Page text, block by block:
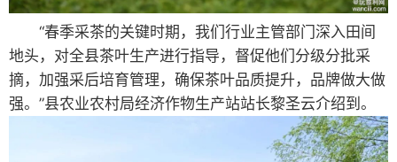
“春季采茶的关键时期，我们行业主管部门深入田间
地头，对全县茶叶生产进行指导，督促他们分级分批采
摘，加强采后培育管理，确保茶叶品质提升，品牌做大做
强。”县农业农村局经济作物生产站站长黎圣云介绍到。